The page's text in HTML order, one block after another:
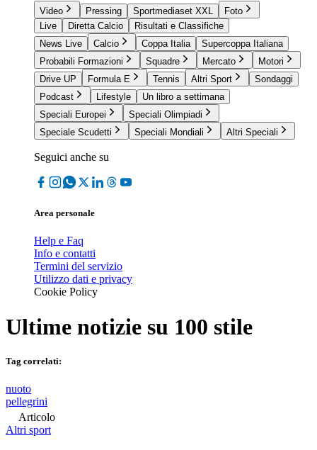
Video Pressing Sportmediaset XXL
Foto
Live
Diretta Calcio
Risultati e Classifiche
News Live
Calcio Coppa Italia
Supercoppa Italiana
Probabili Formazioni
Squadre Mercato
Motori
Drive UP
Formula E Tennis Altri Sport
Sondaggi
Podcast
Lifestyle
Un libro a settimana
Speciali Europei
Speciali Olimpiadi
Speciale Scudetti
Speciali Mondiali Altri Speciali
Seguici anche su
Area personale
Help e Faq
Info e contatti
Termini del servizio
Utilizzo dati e privacy
Cookie Policy
Ultime notizie su 100 stile
Tag correlati:
nuoto
pellegrini
Articolo
Altri sport